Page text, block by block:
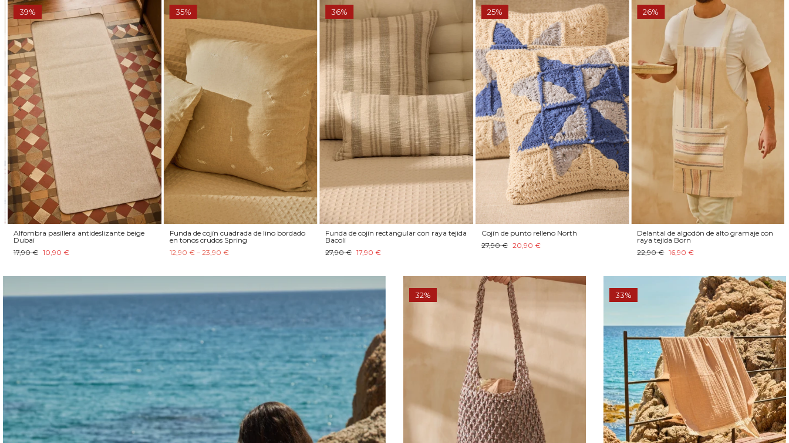
39%
Alfombra pasillera antideslizante beige
Dubai
17,90 €
10,90 €
35%
Funda de cojín cuadrada de lino bordado
en tonos crudos Spring
12,90 € – 23,90 €
36%
Funda de cojín rectangular con raya tejida
Bacoli
27,90 €
17,90 €
25%
Cojín de punto relleno North
27,90 €
20,90 €
26%
Delantal de algodón de alto gramaje con
raya tejida Born
22,90 €
16,90 €
32% 33%